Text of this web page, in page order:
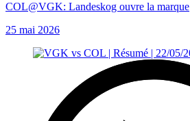
COL@VGK: Landeskog ouvre la marque
25 mai 2026